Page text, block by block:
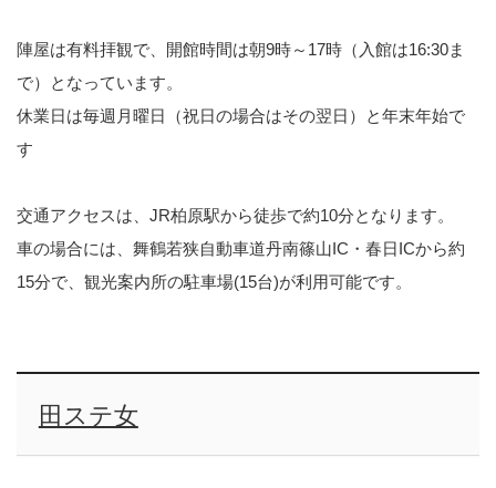
陣屋は有料拝観で、開館時間は朝9時～17時（入館は16:30ま
で）となっています。
休業日は毎週月曜日（祝日の場合はその翌日）と年末年始で
す
交通アクセスは、JR柏原駅から徒歩で約10分となります。
車の場合には、舞鶴若狭自動車道丹南篠山IC・春日ICから約
15分で、観光案内所の駐車場(15台)が利用可能です。
田ステ女